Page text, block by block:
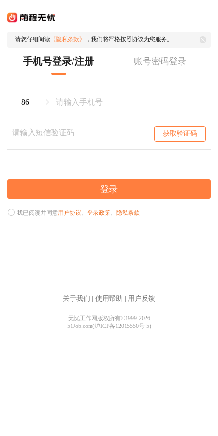
请您仔细阅读 《隐私条款》 ，我们将严格按照协议为您服务。
手机号登录/注册 账号密码登录
获取验证码
登录
我已阅读并同意用户协议、 登录政策、 隐私条款
关于我们 使用帮助 用户反馈
无忧工作网版权所有©1999-2026
51Job.com(沪ICP备12015550号-5)